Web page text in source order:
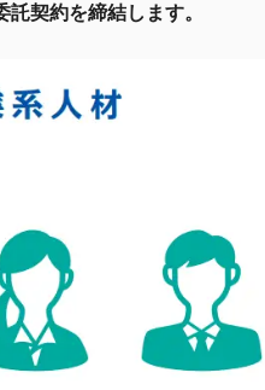
契約を締結します。